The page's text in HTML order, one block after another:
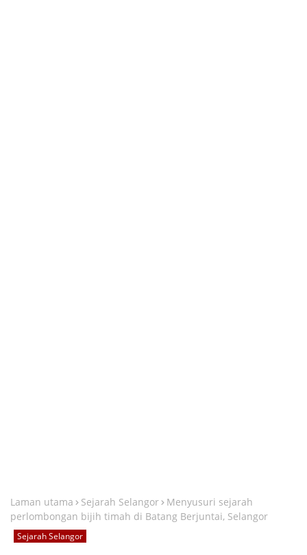
Laman utama Sejarah Selangor
Menyusuri sejarah
perlombongan bijih timah di Batang Berjuntai, Selangor
Sejarah Selangor